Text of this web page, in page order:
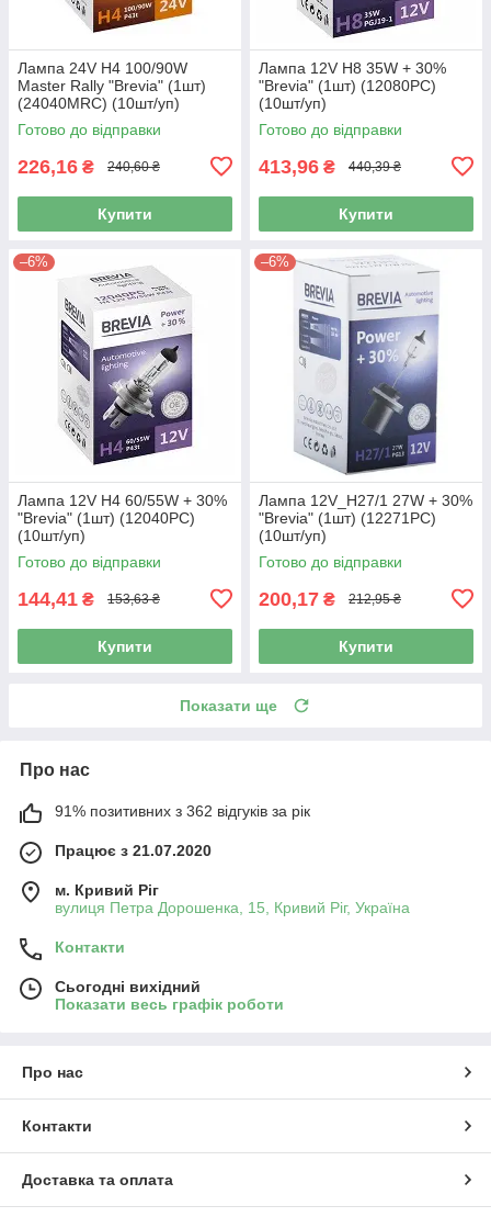
Лампа 24V H4 100/90W
Master Rally "Brevia" (1шт)
(24040MRC) (10шт/уп)
Готово до відправки
226,16 ₴ 240,60 ₴
Купити
Лампа 12V H8 35W + 30%
"Brevia" (1шт) (12080PC)
(10шт/уп)
Готово до відправки
413,96 ₴ 440,39 ₴
Купити
–6%
Лампа 12V H4 60/55W + 30%
"Brevia" (1шт) (12040PC)
(10шт/уп)
Готово до відправки
144,41 ₴ 153,63 ₴
Купити
–6%
Лампа 12V_H27/1 27W + 30%
"Brevia" (1шт) (12271PC)
(10шт/уп)
Готово до відправки
200,17 ₴ 212,95 ₴
Купити
Показати ще
Про нас
91% позитивних з 362 відгуків за рік
Працює з 21.07.2020
м. Кривий Ріг
вулиця Петра Дорошенка, 15, Кривий Ріг, Україна
Контакти
Сьогодні вихідний
Показати весь графік роботи
Про нас
Контакти
Доставка та оплата